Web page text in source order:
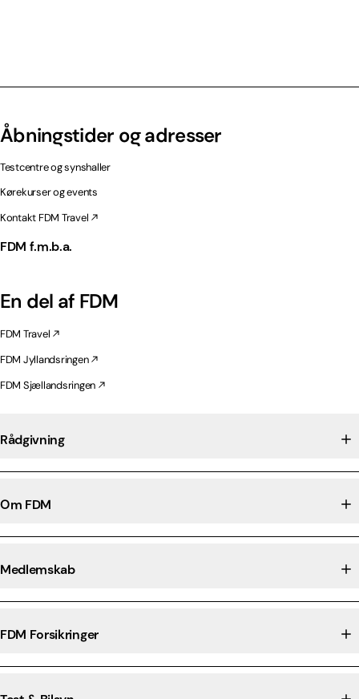
Åbningstider og adresser
Testcentre og synshaller
Kørekurser og events
Kontakt FDM Travel
FDM f.m.b.a.
En del af FDM
FDM Travel
FDM Jyllandsringen
FDM Sjællandsringen
Rådgivning
Om FDM
Medlemskab
FDM Forsikringer